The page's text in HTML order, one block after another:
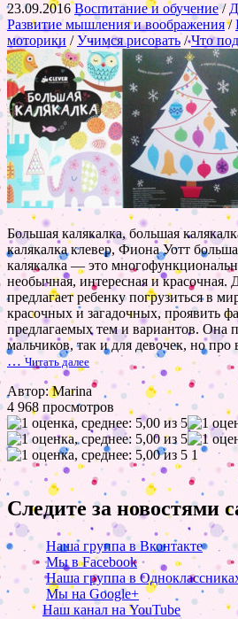
23.09.2016Воспитание и обучение/
Развитие мышления и воображения/
моторики /Учимся рисовать /Что
Большая калякалка, большая
калякалка клевер, Фиона Уотт
калякалка — это
необычная, интересная и красочная.
предлагает ребенку погрузиться в
красочных и загадочных, проявить
предлагаемых тем и вариантов. Она
мальчиков, так и для девочек, но про
…Читать далее
Автор: Marina
4 968 просмотров
1
Следите за новостями
Наша группа в Вконтакте
Мы в Facebook
Наша группа в
Мы на Google+
Наш канал на YouTube